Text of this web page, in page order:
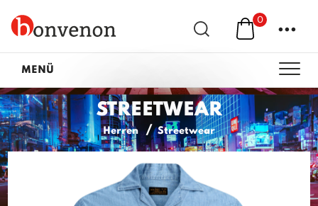
0 ...
MENÜ
STREETWEAR
Herren Streetwear